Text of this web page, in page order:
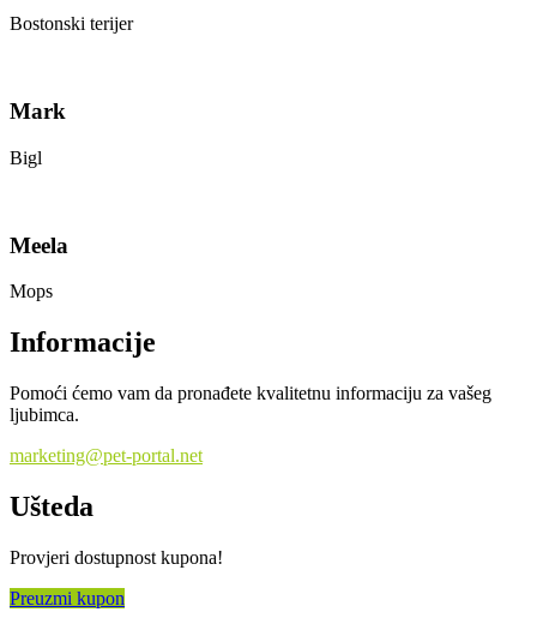
Bostonski terijer
Mark
Bigl
Meela
Mops
Informacije
Pomoći ćemo vam da pronađete kvalitetnu informaciju za vašeg
ljubimca.
marketing@pet-portal.net
Ušteda
Provjeri dostupnost kupona!
Preuzmi kupon